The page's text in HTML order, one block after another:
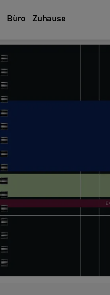
Büro Zuhause